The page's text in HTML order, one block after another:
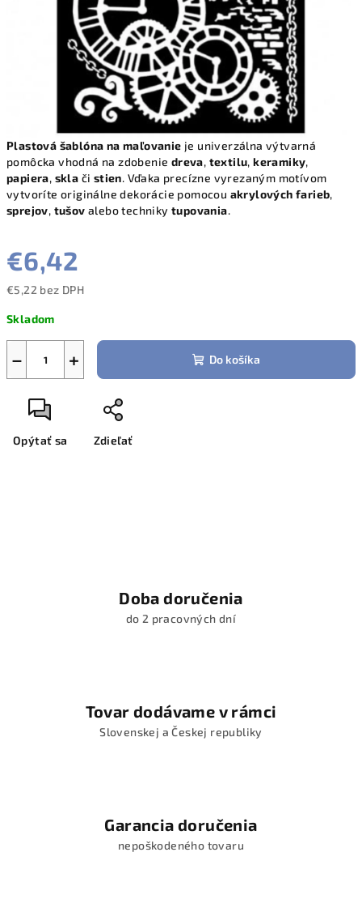
Plastová šablóna na maľovanie je univerzálna výtvarná
pomôcka vhodná na zdobenie dreva, textilu,keramiky,
papiera, skla či stien. Vďaka precízne vyrezaným motívom
vytvoríte originálne dekorácie pomocou akrylových farieb,
sprejov, tušov alebo technikytupovania.
€6,42
€5,22 bez DPH
cena:
Skladom
+
− Do košíka
Opýtať sa Zdieľať
Doba doručenia
do 2 pracovných dní
Tovar dodávame v rámci
Slovenskej a Českej republiky
Garancia doručenia
nepoškodeného tovaru